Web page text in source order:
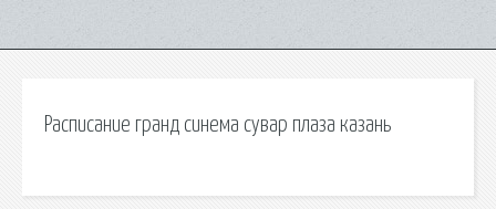
Расписание гранд синема сувар плаза казань